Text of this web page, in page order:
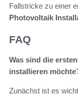
Fallstricke zu einer
Photovoltaik
FAQ
Was sind die
installieren
Zunächst ist es